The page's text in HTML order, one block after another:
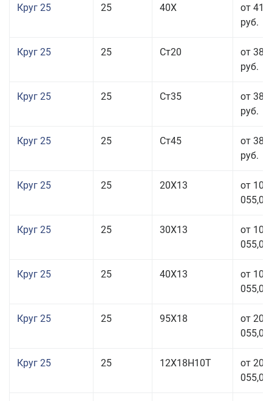
Круг 25 25 40Х
от 41
руб.
Круг 25 25 Ст20
от 38
руб.
Круг 25 25 Ст35
от 38
руб.
Круг 25 25 Ст45
от 38
руб.
Круг 25 25 20Х13
от 103
055,00
Круг 25 25 30Х13
от 103
055,00
Круг 25 25 40Х13
от 103
055,00
Круг 25 25 95Х18
от 208
055,00
Круг 25 25 12Х18Н10Т
от 208
055,00